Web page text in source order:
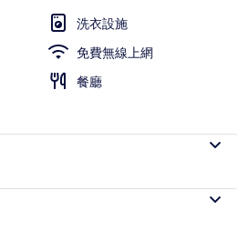
洗衣設施
免費無線上網
餐廳